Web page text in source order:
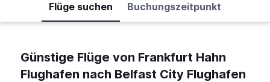
Flüge suchen Buchungszeitpunkt
Günstige Flüge von Frankfurt Hahn
Flughafen nach Belfast City Flughafen